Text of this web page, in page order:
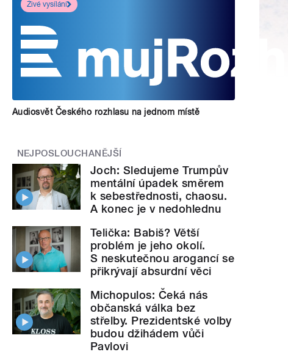
Živé vysílání
Audiosvět Českého rozhlasu na jednom místě
NEJPOSLOUCHANĚJŠÍ
Joch: Sledujeme Trumpův
mentální úpadek směrem
k sebestřednosti, chaosu.
A konec je v nedohlednu
Telička: Babiš? Větší
problém je jeho okolí.
S neskutečnou arogancí se
přikrývají absurdní věci
Michopulos: Čeká nás
občanská válka bez
střelby. Prezidentské volby
budou džihádem vůči
Pavlovi